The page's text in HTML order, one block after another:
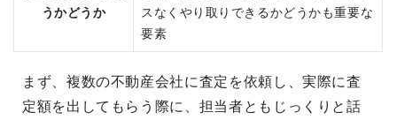
うかどうか
スなくやり取りできるかどうかも重要な
要素
まず、複数の不動産会社に査定を依頼し、実際に査
定額を出してもらう際に、担当者ともじっくりと話